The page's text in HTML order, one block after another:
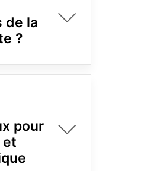
de la
?
pour
et